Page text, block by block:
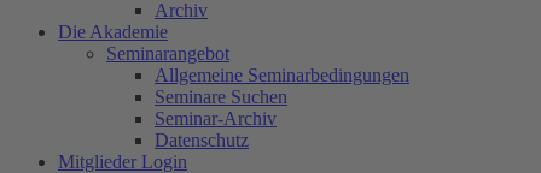
Archiv
Die Akademie
Seminarangebot
Allgemeine Seminarbedingungen
Seminare Suchen
Seminar-Archiv
Datenschutz
Mitglieder Login